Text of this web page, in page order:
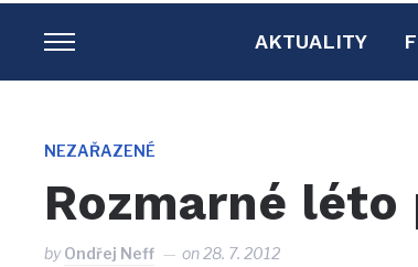
TOGGLE
SIDEBAR
NAVIGATION
AKTUALITY
NEZAŘAZENÉ
Rozmarné léto
byOndřej Neff on28. 7. 2012